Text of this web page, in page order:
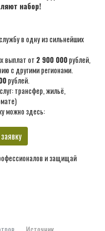
набор!
в одну из сильнейших
выплат от 2 900 000рублей,
с другими регионами.
рублей.
трансфер, жильё,
можно здесь:
и защищай